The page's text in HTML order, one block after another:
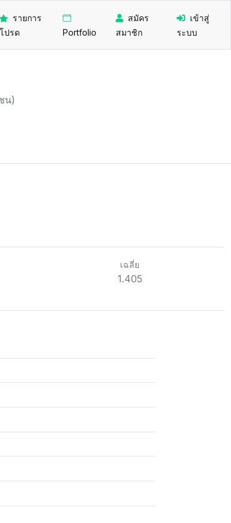
รายการ
โปรด
Portfolio
สมัคร
สมาชิก
เข้าสู่
ระบบ
น)
เฉลี่ย
1.405